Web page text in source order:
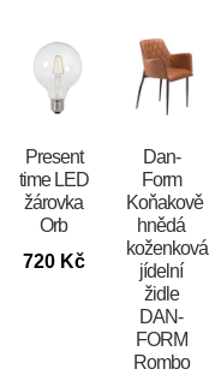
Present
time LED
žárovka
Orb
720 Kč
​​​​​Dan-
Form
Koňakově
hnědá
koženková
jídelní
židle
DAN-
FORM
Rombo